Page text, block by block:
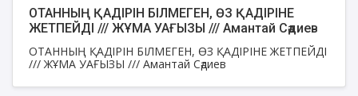
ОТАННЫҢ ҚАДІРІН БІЛМЕГЕН, ӨЗ ҚАДІРІНЕ
ЖЕТПЕЙДІ /// ЖҰМА УАҒЫЗЫ /// Амантай Сәдиев
ОТАННЫҢ ҚАДІРІН БІЛМЕГЕН, ӨЗ ҚАДІРІНЕ ЖЕТПЕЙДІ
/// ЖҰМА УАҒЫЗЫ /// Амантай Сәдиев